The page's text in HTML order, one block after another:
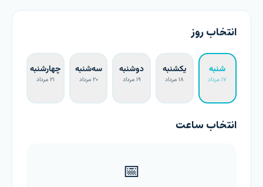
انتخاب روز
شنبه
۱۷ مرداد
یکشنبه
۱۸ مرداد
دوشنبه
۱۹ مرداد
سه‌شنبه
۲۰ مرداد
چهارشنبه
۲۱ مرداد
انتخاب ساعت
📅